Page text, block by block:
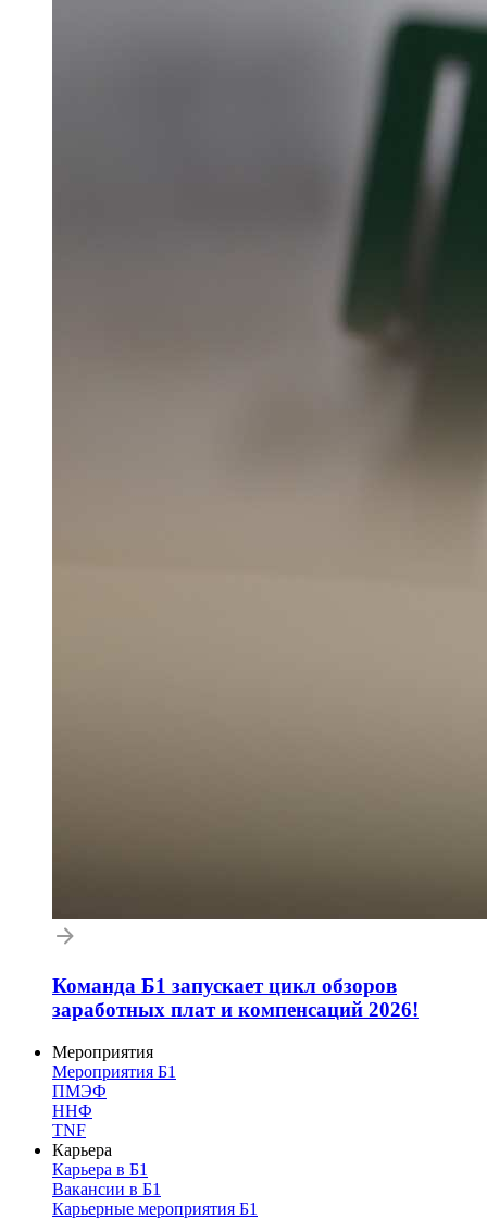
Команда Б1 запускает цикл обзоров
заработных плат и компенсаций 2026!
Мероприятия
Мероприятия Б1
ПМЭФ
ННФ
TNF
Карьера
Карьера в Б1
Вакансии в Б1
Карьерные мероприятия Б1